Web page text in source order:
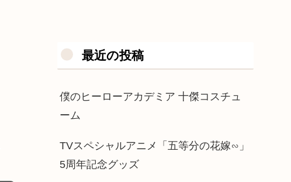
最近の投稿
僕のヒーローアカデミア 十傑コスチュ
ーム
TVスペシャルアニメ「五等分の花嫁∽」
5周年記念グッズ